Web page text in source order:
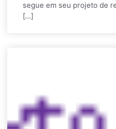
segue em seu projeto de
[…]